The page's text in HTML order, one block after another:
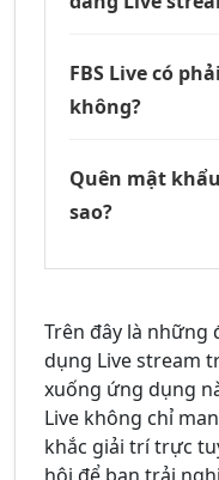
FBS Live có
không?
Quên mật
sao?
Trên đây là những
dụng Live stream
xuống ứng dụng
Live không chỉ
khắc giải trí trực